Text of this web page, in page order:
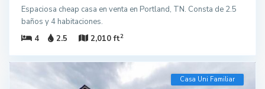
Espaciosa cheap casa en venta en Portland, TN. Consta de 2.5
baños y 4 habitaciones.
4
2.5 2,010 ft2
Casa Uni Familiar